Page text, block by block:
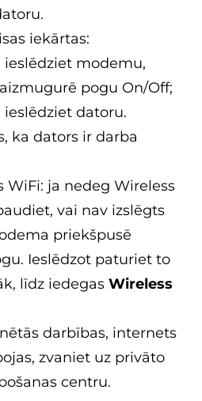
iekārtas:
ieslēdziet modemu,
pogu On/Off;
ieslēdziet datoru.
ka dators ir darba
WiFi: ja nedeg Wireless
vai nav izslēgts
priekšpusē
Ieslēdzot paturiet to
līdz iedegas Wireless
darbības, internets
zvaniet uz privāto
centru.